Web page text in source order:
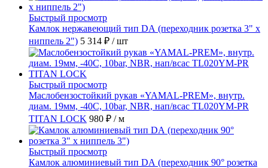
Быстрый просмотр
Камлок нержавеющий тип DА (переходник розетка 3" х
ниппель 2") 5 314 ₽ / шт
Быстрый просмотр
Маслобензостойкий рукав «YAMAL-PREM», внутр.
диам. 19мм, -40C, 10bar, NBR, нап/всас TL020YM-PR
TITAN LOCK 980 ₽ / м
Быстрый просмотр
Камлок алюминиевый тип DА (переходник 90° розетка